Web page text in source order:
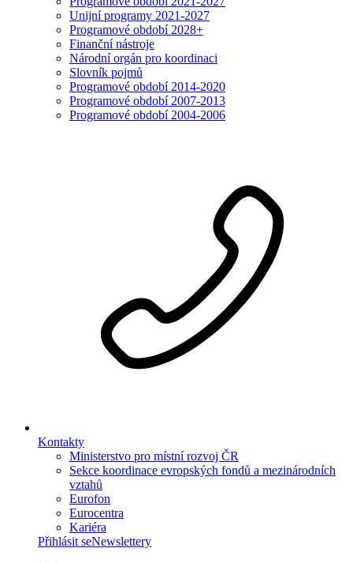
Unijní programy 2021-2027
Programové období 2028+
Finanční nástroje
Národní orgán pro koordinaci
Slovník pojmů
Programové období 2014-2020
Programové období 2007-2013
Programové období 2004-2006
Kontakty
Ministerstvo pro místní rozvoj ČR
Sekce koordinace evropských fondů a mezinárodních
vztahů
Eurofon
Eurocentra
Kariéra
Přihlásit seNewslettery